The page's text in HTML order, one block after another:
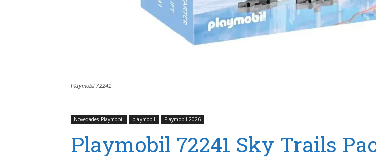
Playmobil 72241
Novedades Playmobil playmobil Playmobil 2026
Playmobil 72241 Sky Trails